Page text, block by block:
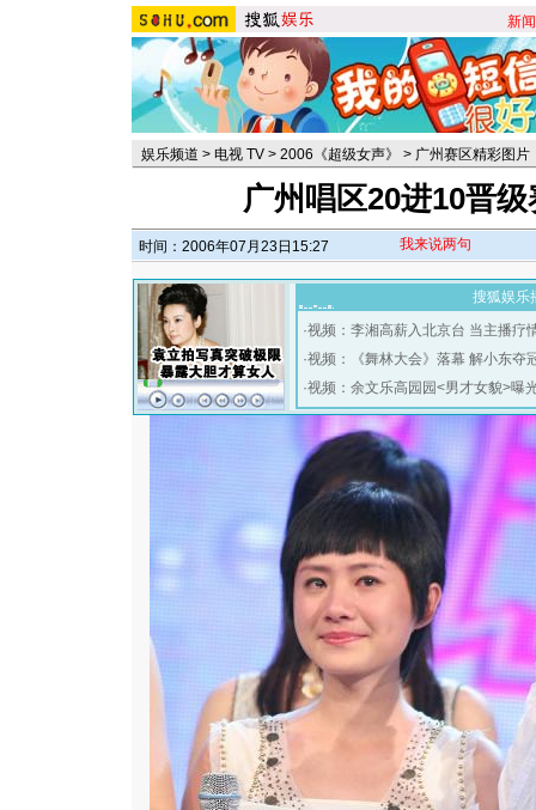
新闻
娱乐频道 > 电视 TV > 2006《超级女声》 > 广州赛区精彩图片
广州唱区20进10晋
时间：2006年07月23日15:27 我来说两句
搜狐娱乐
·视频：李湘高薪入北京台 当主播疗
·视频：《舞林大会》落幕 解小东夺
·视频：余文乐高园园<男才女貌>曝